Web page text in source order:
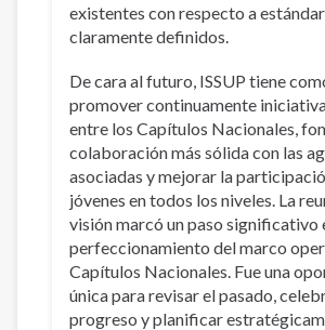
existentes con respecto a
claramente definidos.
De cara al futuro, ISSUP tiene
promover continuamente
entre los Capítulos Nacionales,
colaboración más sólida con las
asociadas y mejorar la
jóvenes en todos los niveles. La
visión marcó un paso significativo
perfeccionamiento del marco
Capítulos Nacionales. Fue una
única para revisar el pasado,
progreso y planificar